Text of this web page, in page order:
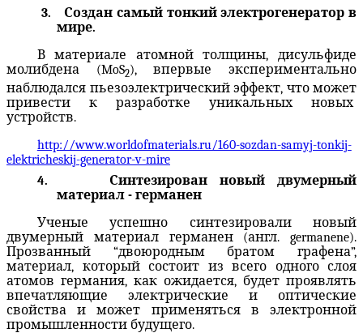
3.
Создан самый тонкий электрогенератор в
мире.
В
материале атомной толщины,дисульфиде
молибдена (MoS2), впервыеэкспериментально
наблюдался пьезоэлектрический эффект, что может
привести к разработке уникальных новых
устройств.
http://www.worldofmaterials.ru/160-sozdan-samyj-tonkij-
elektricheskij-generator-v-mire
4.
Синтезирован новый двумерный
материал - германен
Ученые
успешно синтезировали
новый
двумерный
материал германен (англ. germanene).
Прозванный
“двоюродным братомграфена”,
материал, который состоит из всего одного слоя
атомов германия, как ожидается, будет проявлять
впечатляющие
электрические и оптические
свойства
и может применяться в
электронной
промышленности будущего.